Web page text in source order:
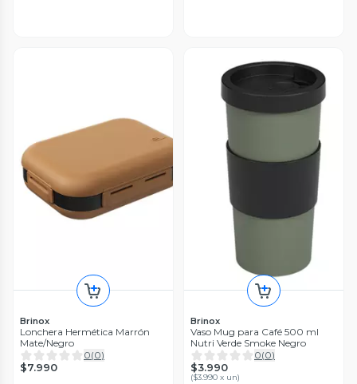
Brinox
Lonchera Hermética Marrón
Mate/Negro
0(0)
$7.990
Brinox
Vaso Mug para Café 500 ml
Nutri Verde Smoke Negro
0(0)
$3.990
($3.990 x un)